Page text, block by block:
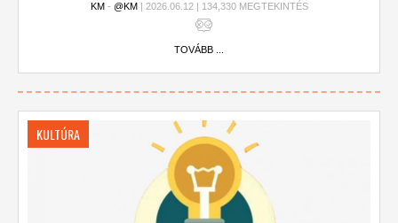
KM- @KM| 2026.06.12 | 134,330 MEGTEKINTÉS
TOVÁBB ...
KULTÚRA